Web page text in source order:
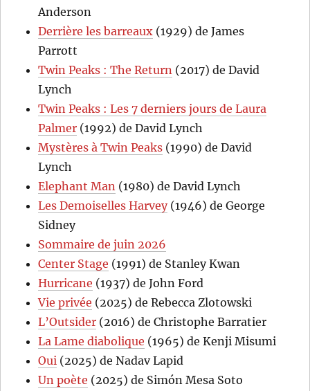
Anderson
Derrière les barreaux (1929) de James
Parrott
Twin Peaks : The Return (2017) de David
Lynch
Twin Peaks : Les 7 derniers jours de Laura
Palmer (1992) de David Lynch
Mystères à Twin Peaks (1990) de David
Lynch
Elephant Man (1980) de David Lynch
Les Demoiselles Harvey(1946) de George
Sidney
Sommaire de juin 2026
Center Stage (1991) de Stanley Kwan
Hurricane (1937) de John Ford
Vie privée (2025) de Rebecca Zlotowski
L’Outsider (2016) de Christophe Barratier
La Lame diabolique (1965) de Kenji Misumi
Oui (2025) de Nadav Lapid
Un poète (2025) de Simón Mesa Soto